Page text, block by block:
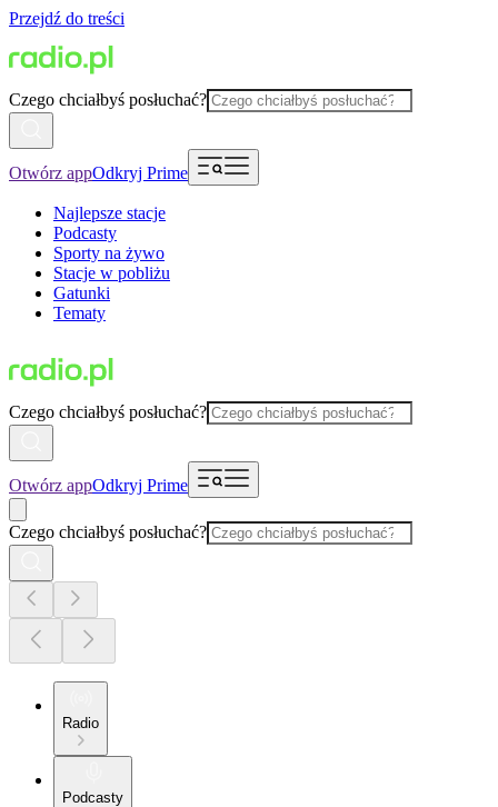
Przejdź do treści
Czego chciałbyś posłuchać?
Otwórz appOdkryj Prime
Najlepsze stacje
Podcasty
Sporty na żywo
Stacje w pobliżu
Gatunki
Tematy
Czego chciałbyś posłuchać?
Otwórz appOdkryj Prime
Czego chciałbyś posłuchać?
Radio
Podcasty